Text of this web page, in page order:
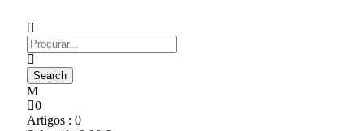
0
Artigos : 0